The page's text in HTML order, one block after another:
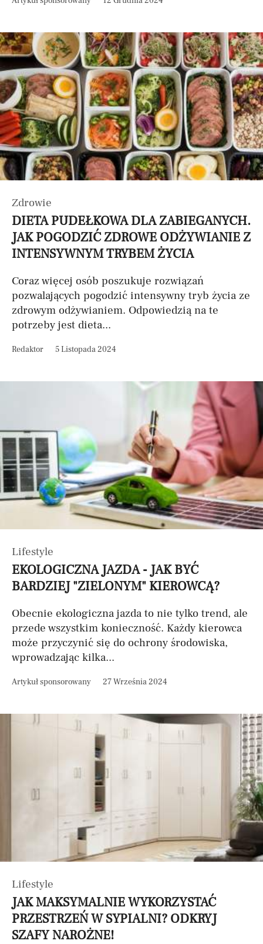
Zdrowie
DIETA PUDEŁKOWA DLA ZABIEGANYCH.
JAK POGODZIĆ ZDROWE ODŻYWIANIE Z
INTENSYWNYM TRYBEM ŻYCIA
Coraz więcej osób poszukuje rozwiązań
pozwalających pogodzić intensywny tryb życia ze
zdrowym odżywianiem. Odpowiedzią na te
potrzeby jest dieta...
Redaktor 5 Listopada 2024
Lifestyle
EKOLOGICZNA JAZDA - JAK BYĆ
BARDZIEJ "ZIELONYM" KIEROWCĄ?
Obecnie ekologiczna jazda to nie tylko trend, ale
przede wszystkim konieczność. Każdy kierowca
może przyczynić się do ochrony środowiska,
wprowadzając kilka...
Artykuł sponsorowany 27 Września 2024
Lifestyle
JAK MAKSYMALNIE WYKORZYSTAĆ
PRZESTRZEŃ W SYPIALNI? ODKRYJ
SZAFY NAROŻNE!